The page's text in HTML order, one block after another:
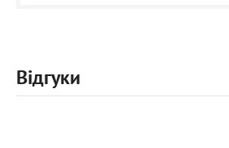
Відгуки